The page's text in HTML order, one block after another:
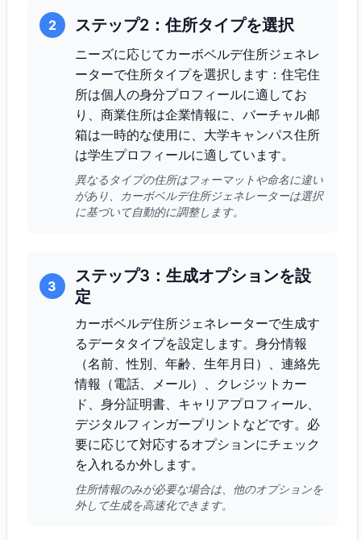
2 ステップ2：住所タイプを選択
ニーズに応じてカーボベルデ住所ジェネレ
ーターで住所タイプを選択します：住宅住
所は個人の身分プロフィールに適してお
り、商業住所は企業情報に、バーチャル邮
箱は一時的な使用に、大学キャンパス住所
は学生プロフィールに適しています。
異なるタイプの住所はフォーマットや命名に違い
があり、カーボベルデ住所ジェネレーターは選択
に基づいて自動的に調整します。
3
ステップ3：生成オプションを設
定
カーボベルデ住所ジェネレーターで生成す
るデータタイプを設定します。身分情報
（名前、性別、年齢、生年月日）、連絡先
情報（電話、メール）、クレジットカー
ド、身分証明書、キャリアプロフィール、
デジタルフィンガープリントなどです。必
要に応じて対応するオプションにチェック
を入れるか外します。
住所情報のみが必要な場合は、他のオプションを
外して生成を高速化できます。